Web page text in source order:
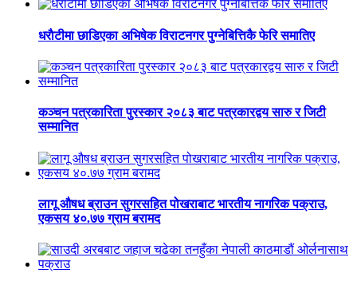
धराैटीमा छाडिएका अभिषेक विराटनगर पुग्नेबित्तिकै फेरि समातिए
कञ्चन पत्रकारिता पुरस्कार २०८३ बाट पत्रकारद्वय सारु र जिटी
सम्मानित
लागू औषध ब्राउन सुगरसहित पोखराबाट भारतीय नागरिक पक्राउ,
एकसय ४०.७७ ग्राम बरामद